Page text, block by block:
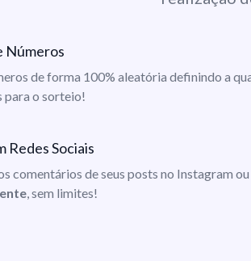
Números
de forma 100% aleatória definindo a
para o sorteio!
Redes Sociais
comentários de seus posts no Instagram
, sem limites!